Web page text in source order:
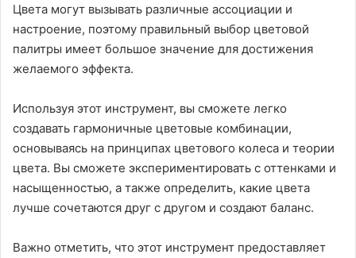
Цвета могут вызывать различные ассоциации и
настроение, поэтому правильный выбор цветовой
палитры имеет большое значение для достижения
желаемого эффекта.
Используя этот инструмент, вы сможете легко
создавать гармоничные цветовые комбинации,
основываясь на принципах цветового колеса и теории
цвета. Вы сможете экспериментировать с оттенками и
насыщенностью, а также определить, какие цвета
лучше сочетаются друг с другом и создают баланс.
Важно отметить, что этот инструмент предоставляет